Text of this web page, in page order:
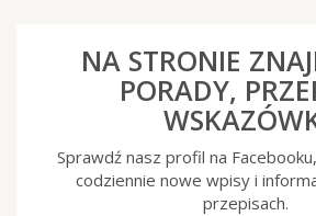
NA STRONIE
PORADY,
Sprawdź nasz profil na
codziennie nowe wpisy i
przepisach.